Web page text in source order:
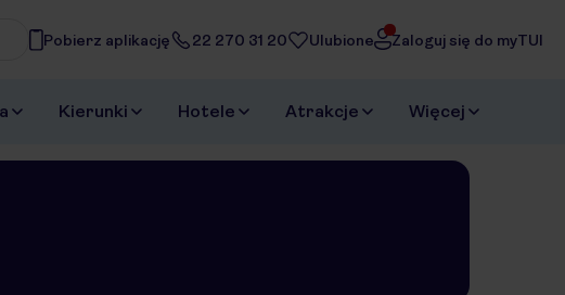
Pobierz aplikację 22 270 31 20 Ulubione Zaloguj się do myTUI
Kierunki Hotele Atrakcje Więcej